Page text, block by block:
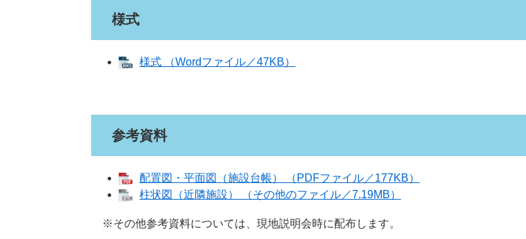
様式
様式 （Wordファイル／47KB）
参考資料
配置図・平面図（施設台帳） （PDFファイル／177KB）
柱状図（近隣施設） （その他のファイル／7.19MB）
※その他参考資料については、現地説明会時に配布します。